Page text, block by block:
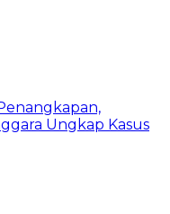
Ungkap Kasus